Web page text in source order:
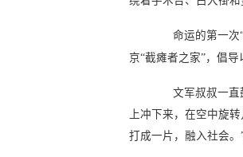
命运的第一次“
京“截瘫者之家”，倡导
文军叔叔一
上冲下来，在空中旋
打成一片，融入社会。